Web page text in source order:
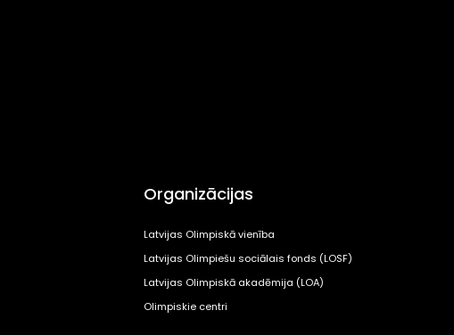
Organizācijas
Latvijas Olimpiskā vienība
Latvijas Olimpiešu sociālais fonds (LOSF)
Latvijas Olimpiskā akadēmija (LOA)
Olimpiskie centri